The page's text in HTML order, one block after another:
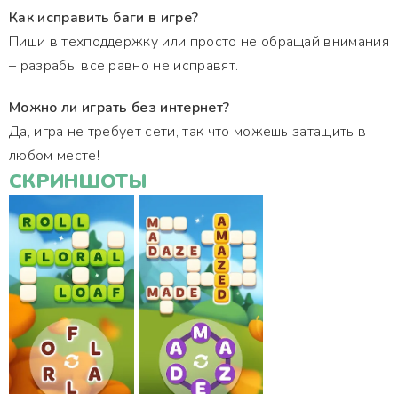
Как исправить баги в игре?
Пиши в техподдержку или просто не обращай внимания
– разрабы все равно не исправят.
Можно ли играть без интернет?
Да, игра не требует сети, так что можешь затащить в
любом месте!
СКРИНШОТЫ